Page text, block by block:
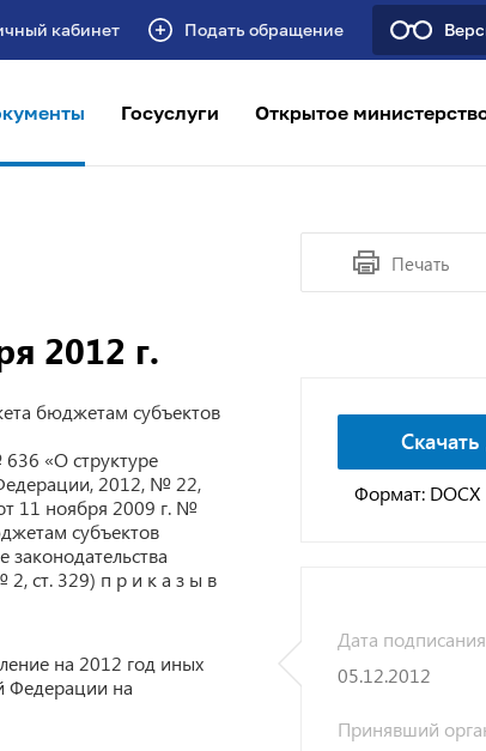
кабинет Подать обращение
Госуслуги Открытое
Печать
2012 г.
бюджетам субъектов
«О структуре
2012, № 22,
11 ноября 2009 г. №
субъектов
ст. 329) п р и к а з ы в
на 2012 год иных
Федерации на
Формат: DOCX
Дата
05.12.2012
Принявший